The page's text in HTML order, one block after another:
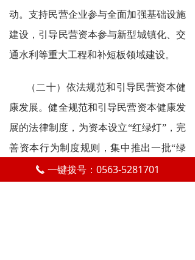
끅 一键拨号：0563-5281701
动。支持民营企业参与全面加强基础设施
建设，引导民营资本参与新型城镇化、交
通水利等重大工程和补短板领域建设。
（二十）依法规范和引导民营资本健
康发展。健全规范和引导民营资本健康发
展的法律制度，为资本设立“红绿灯”，完
善资本行为制度规则，集中推出一批“绿
灯”投资案例。全面提升资本治理效能，